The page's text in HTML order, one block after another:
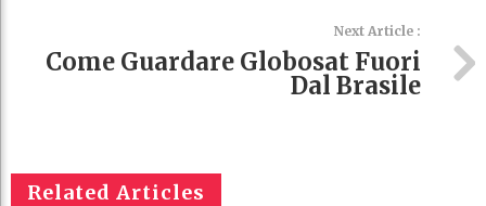
Next Article :
Come Guardare Globosat Fuori
Dal Brasile
Related Articles